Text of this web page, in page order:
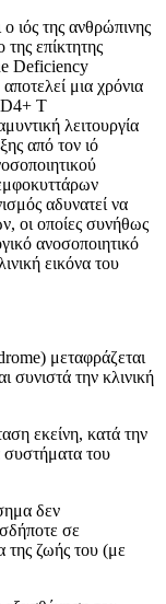
ιός της ανθρώπινης
επίκτητης
Deficiency
μια χρόνια
T
λειτουργία
από τον ιό
αδυνατεί να
οι οποίες συνήθως
ανοσοποιητικό
εικόνα του
μεταφράζεται
συνιστά την κλινική
εκείνη, κατά την
του
δεν
σε
της ζωής του (με